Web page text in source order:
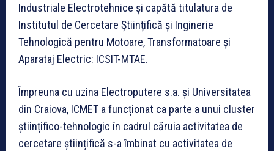
Industriale Electrotehnice și capătă titulatura de
Institutul de Cercetare Științifică și Inginerie
Tehnologică pentru Motoare, Transformatoare și
Aparataj Electric: ICSIT-MTAE.
Împreuna cu uzina Electroputere s.a. și Universitatea
din Craiova, ICMET a funcționat ca parte a unui cluster
științifico-tehnologic în cadrul căruia activitatea de
cercetare științifică s-a îmbinat cu activitatea de